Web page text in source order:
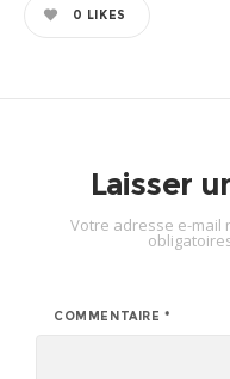
0 LIKES
Laisser
Votre adresse e-mail
COMMENTAIRE*